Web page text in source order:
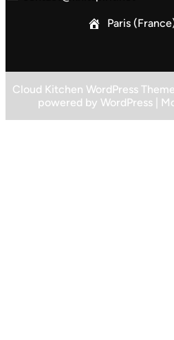
Paris
Cloud Kitchen WordPress Theme
powered by WordPress|